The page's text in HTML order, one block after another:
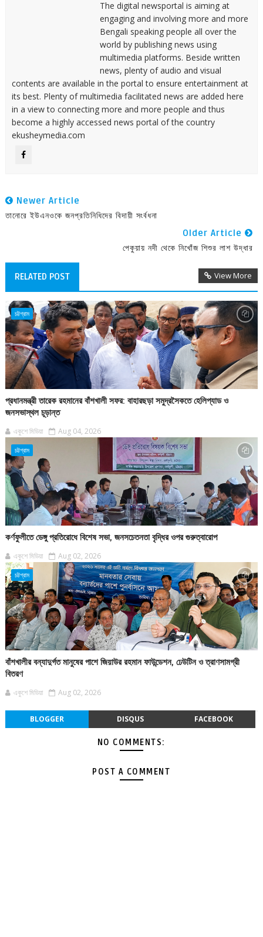
The digital newsportal is aiming at
engaging and involving more and more
Bengali speaking people all over the
world by publishing news using
multimedia platforms. Beside written
news, plenty of audio and visual
contents are available in the portal to ensure entertainment at
its best. Plenty of multimedia facilitated news are added here
in a view to connecting more and more people and thus
become a highly accessed news portal of the country
ekusheymedia.com
Newer Article
তানোরে ইউএনওকে জনপ্রতিনিধিদের বিদায়ী সংর্বধনা
Older Article
পেকুয়ায় নদী থেকে নিখোঁজ শিশুর লাশ উদ্ধার
RELATED POST View More
চট্টগ্রাম
প্রধানমন্ত্রী তারেক রহমানের বাঁশখালী সফর: বাহারছড়া সমুদ্রসৈকতে হেলিপ্যাড ও
জনসভাস্থল চূড়ান্ত
একুশে মিডিয়া Aug 04, 2026
চট্টগ্রাম
কর্ণফুলীতে ডেঙ্গু প্রতিরোধে বিশেষ সভা, জনসচেতনতা বৃদ্ধির ওপর গুরুত্বারোপ
একুশে মিডিয়া Aug 02, 2026
চট্টগ্রাম
বাঁশখালীর বন্যাদুর্গত মানুষের পাশে জিয়াউর রহমান ফাউন্ডেশন, ঢেউটিন ও ত্রাণসামগ্রী
বিতরণ
একুশে মিডিয়া Aug 02, 2026
BLOGGER DISQUS FACEBOOK
NO COMMENTS:
POST A COMMENT